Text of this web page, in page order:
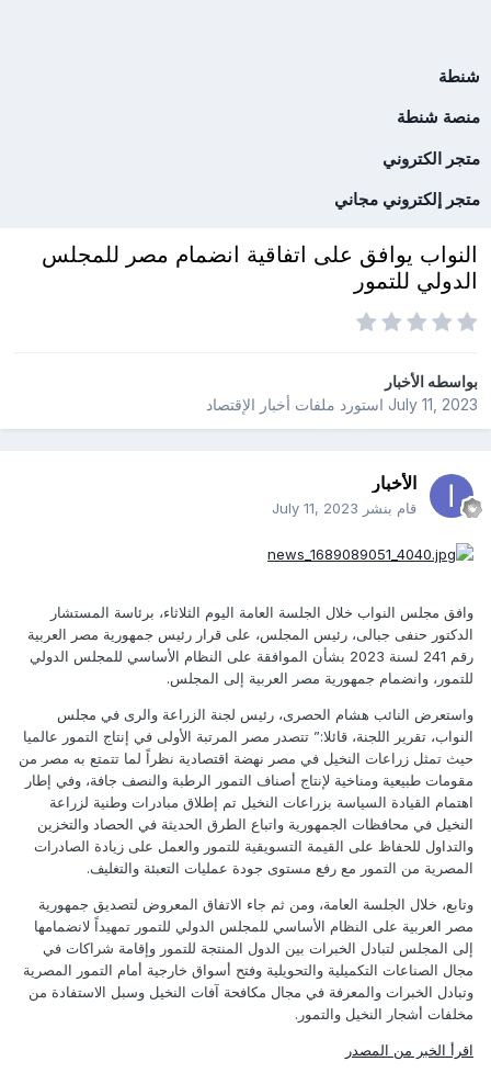
شنطة
منصة شنطة
متجر الكتروني
متجر إلكتروني مجاني
النواب يوافق على اتفاقية انضمام مصر للمجلس
الدولي للتمور
بواسطهالأخبار
July 11, 2023استورد ملفات أخبار الإقتصاد
الأخبار
قام بنشر July 11, 2023
وافق مجلس النواب خلال الجلسة العامة اليوم الثلاثاء، برئاسة المستشار
الدكتور حنفى جبالى، رئيس المجلس، على قرار رئيس جمهورية مصر العربية
رقم 241 لسنة 2023 بشأن الموافقة على النظام الأساسي للمجلس الدولي
للتمور، وانضمام جمهورية مصر العربية إلى المجلس.
واستعرض النائب هشام الحصرى، رئيس لجنة الزراعة والرى في مجلس
النواب، تقرير اللجنة، قائلا:” تتصدر مصر المرتبة الأولى في إنتاج التمور عالميا
حيث تمثل زراعات النخيل في مصر نهضة اقتصادية نظراً لما تتمتع به مصر من
مقومات طبيعية ومناخية لإنتاج أصناف التمور الرطبة والنصف جافة، وفي إطار
اهتمام القيادة السياسة بزراعات النخيل تم إطلاق مبادرات وطنية لزراعة
النخيل في محافظات الجمهورية واتباع الطرق الحديثة في الحصاد والتخزين
والتداول للحفاظ على القيمة التسويقية للتمور والعمل على زيادة الصادرات
المصرية من التمور مع رفع مستوى جودة عمليات التعبئة والتغليف.
وتابع، خلال الجلسة العامة، ومن ثم جاء الاتفاق المعروض لتصديق جمهورية
مصر العربية على النظام الأساسي للمجلس الدولي للتمور تمهيداً لانضمامها
إلى المجلس لتبادل الخبرات بين الدول المنتجة للتمور وإقامة شراكات في
مجال الصناعات التكميلية والتحويلية وفتح أسواق خارجية أمام التمور المصرية
وتبادل الخبرات والمعرفة في مجال مكافحة آفات النخيل وسبل الاستفادة من
مخلفات أشجار النخيل والتمور.
اقرأ الخبر من المصدر